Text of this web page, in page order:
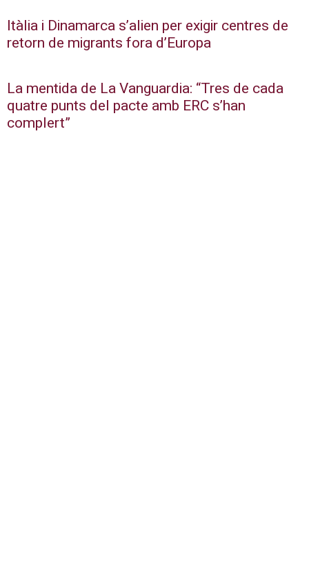
Itàlia i Dinamarca s’alien per exigir centres de
retorn de migrants fora d’Europa
La mentida de La Vanguardia: “Tres de cada
quatre punts del pacte amb ERC s’han
complert”